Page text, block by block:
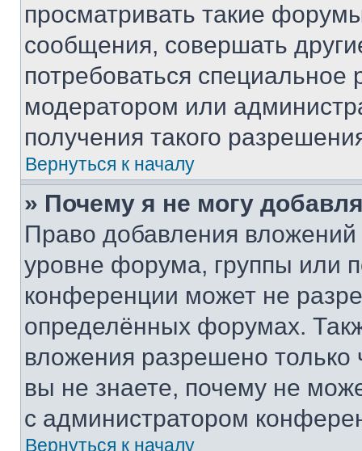
просматривать такие
сообщения, совершать
потребоваться
модератором или
получения такого
Вернуться к началу
» Почему я не могу
Право добавления
уровне форума, группы или
конференции может не
определённых форумах.
вложения разрешено
вы не знаете, почему не
с администратором
Вернуться к началу